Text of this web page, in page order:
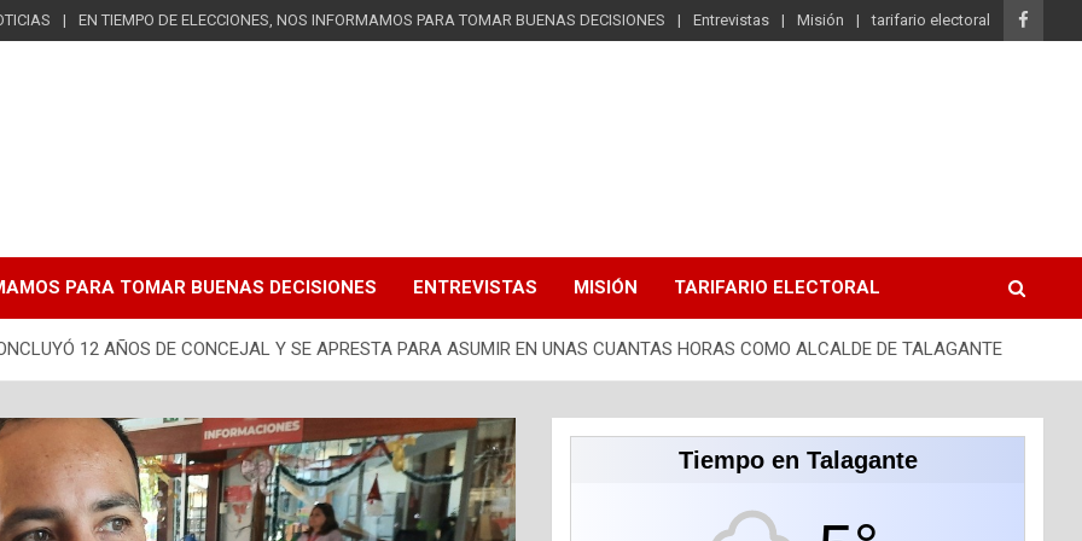
EN TIEMPO DE ELECCIONES, NOS INFORMAMOS PARA TOMAR BUENAS DECISIONES Entrevistas Misión tarifario electoral
PARA TOMAR BUENAS DECISIONES ENTREVISTAS MISIÓN TARIFARIO ELECTORAL
12 AÑOS DE CONCEJAL Y SE APRESTA PARA ASUMIR EN UNAS CUANTAS HORAS COMO ALCALDE DE TALAGANTE
Tiempo en Talagante